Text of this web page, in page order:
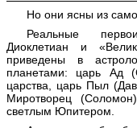
Но они ясны из
Реальные
Диоклетиан и
приведены в
планетами: царь Ад
царства, царь Пыл
Миротворец
светлым Юпитером.